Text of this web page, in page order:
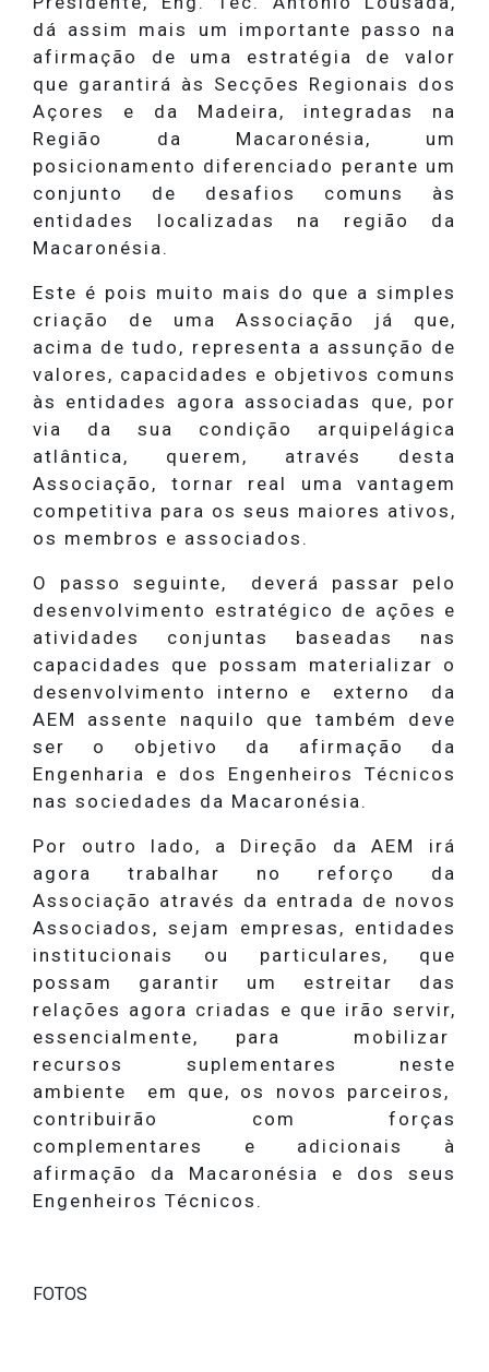
dá assim mais um importante passo na
afirmação de uma estratégia de valor
que garantirá às Secções Regionais dos
Açores e da Madeira, integradas na
Região da Macaronésia, um
posicionamento diferenciado perante um
conjunto de desafios comuns às
entidades localizadas na região da
Macaronésia.
Este é pois muito mais do que a simples
criação de uma Associação já que,
acima de tudo, representa a assunção de
valores, capacidades e objetivos comuns
às entidades agora associadas que, por
via da sua condição arquipelágica
atlântica, querem, através desta
Associação, tornar real uma vantagem
competitiva para os seus maiores ativos,
os membros e associados.
O passo seguinte, deverá passar pelo
desenvolvimento estratégico de ações e
atividades conjuntas baseadas nas
capacidades que possam materializar o
desenvolvimento interno e externo da
AEM assente naquilo que também deve
ser o objetivo da afirmação da
Engenharia e dos Engenheiros Técnicos
nas sociedades da Macaronésia.
Por outro lado, a Direção da AEM irá
agora trabalhar no reforço da
Associação através da entrada de novos
Associados, sejam empresas, entidades
institucionais ou particulares, que
possam garantir um estreitar das
relações agora criadas e que irão servir,
essencialmente, para mobilizar
recursos suplementares neste
ambiente em que, os novos parceiros,
contribuirão com forças
complementares e adicionais à
afirmação da Macaronésia e dos seus
Engenheiros Técnicos.
FOTOS